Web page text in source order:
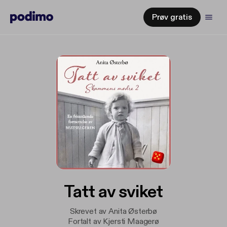
Prøv gratis
Tatt av sviket
Skrevet av Anita Østerbø
Fortalt av Kjersti Maagerø